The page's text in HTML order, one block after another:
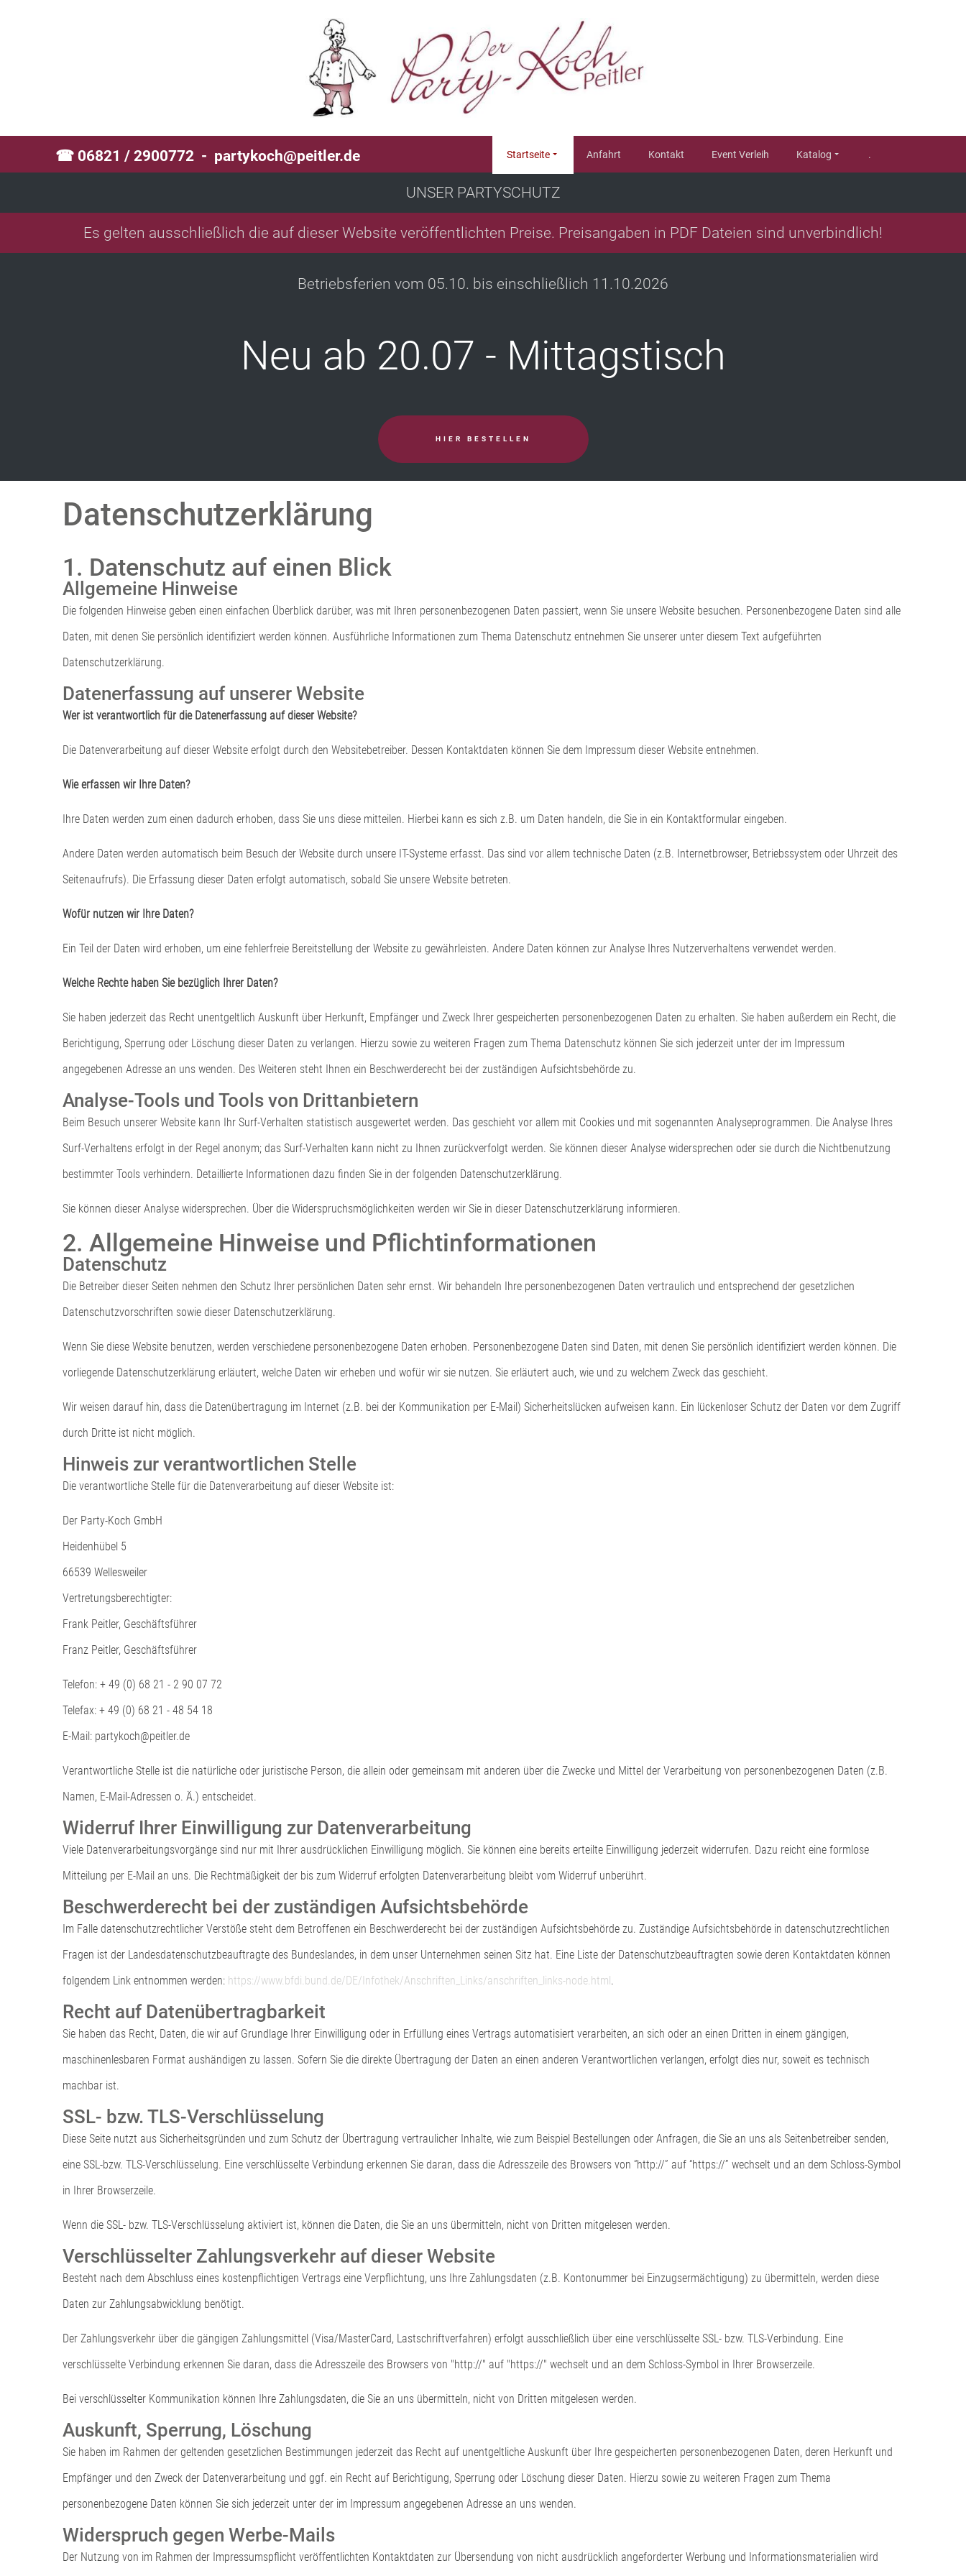
☎ 06821 / 2900772 - partykoch@peitler.de Startseite Anfahrt Kontakt Event Verleih Katalog .
UNSER PARTYSCHUTZ
Es gelten ausschließlich die auf dieser Website veröffentlichten Preise. Preisangaben in PDF Dateien sind unverbindlich!
Betriebsferien vom 05.10. bis einschließlich 11.10.2026
Neu ab 20.07 - Mittagstisch
HIER BESTELLEN
Datenschutzerklärung
1. Datenschutz auf einen Blick
Allgemeine Hinweise
Die folgenden Hinweise geben einen einfachen Überblick darüber, was mit Ihren personenbezogenen Daten passiert, wenn Sie unsere Website besuchen. Personenbezogene Daten sind alle
Daten, mit denen Sie persönlich identifiziert werden können. Ausführliche Informationen zum Thema Datenschutz entnehmen Sie unserer unter diesem Text aufgeführten
Datenschutzerklärung.
Datenerfassung auf unserer Website
Wer ist verantwortlich für die Datenerfassung auf dieser Website?
Die Datenverarbeitung auf dieser Website erfolgt durch den Websitebetreiber. Dessen Kontaktdaten können Sie dem Impressum dieser Website entnehmen.
Wie erfassen wir Ihre Daten?
Ihre Daten werden zum einen dadurch erhoben, dass Sie uns diese mitteilen. Hierbei kann es sich z.B. um Daten handeln, die Sie in ein Kontaktformular eingeben.
Andere Daten werden automatisch beim Besuch der Website durch unsere IT-Systeme erfasst. Das sind vor allem technische Daten (z.B. Internetbrowser, Betriebssystem oder Uhrzeit des
Seitenaufrufs). Die Erfassung dieser Daten erfolgt automatisch, sobald Sie unsere Website betreten.
Wofür nutzen wir Ihre Daten?
Ein Teil der Daten wird erhoben, um eine fehlerfreie Bereitstellung der Website zu gewährleisten. Andere Daten können zur Analyse Ihres Nutzerverhaltens verwendet werden.
Welche Rechte haben Sie bezüglich Ihrer Daten?
Sie haben jederzeit das Recht unentgeltlich Auskunft über Herkunft, Empfänger und Zweck Ihrer gespeicherten personenbezogenen Daten zu erhalten. Sie haben außerdem ein Recht, die
Berichtigung, Sperrung oder Löschung dieser Daten zu verlangen. Hierzu sowie zu weiteren Fragen zum Thema Datenschutz können Sie sich jederzeit unter der im Impressum
angegebenen Adresse an uns wenden. Des Weiteren steht Ihnen ein Beschwerderecht bei der zuständigen Aufsichtsbehörde zu.
Analyse-Tools und Tools von Drittanbietern
Beim Besuch unserer Website kann Ihr Surf-Verhalten statistisch ausgewertet werden. Das geschieht vor allem mit Cookies und mit sogenannten Analyseprogrammen. Die Analyse Ihres
Surf-Verhaltens erfolgt in der Regel anonym; das Surf-Verhalten kann nicht zu Ihnen zurückverfolgt werden. Sie können dieser Analyse widersprechen oder sie durch die Nichtbenutzung
bestimmter Tools verhindern. Detaillierte Informationen dazu finden Sie in der folgenden Datenschutzerklärung.
Sie können dieser Analyse widersprechen. Über die Widerspruchsmöglichkeiten werden wir Sie in dieser Datenschutzerklärung informieren.
2. Allgemeine Hinweise und Pflichtinformationen
Datenschutz
Die Betreiber dieser Seiten nehmen den Schutz Ihrer persönlichen Daten sehr ernst. Wir behandeln Ihre personenbezogenen Daten vertraulich und entsprechend der gesetzlichen
Datenschutzvorschriften sowie dieser Datenschutzerklärung.
Wenn Sie diese Website benutzen, werden verschiedene personenbezogene Daten erhoben. Personenbezogene Daten sind Daten, mit denen Sie persönlich identifiziert werden können. Die
vorliegende Datenschutzerklärung erläutert, welche Daten wir erheben und wofür wir sie nutzen. Sie erläutert auch, wie und zu welchem Zweck das geschieht.
Wir weisen darauf hin, dass die Datenübertragung im Internet (z.B. bei der Kommunikation per E-Mail) Sicherheitslücken aufweisen kann. Ein lückenloser Schutz der Daten vor dem Zugriff
durch Dritte ist nicht möglich.
Hinweis zur verantwortlichen Stelle
Die verantwortliche Stelle für die Datenverarbeitung auf dieser Website ist:
Der Party-Koch GmbH
Heidenhübel 5
66539 Wellesweiler
Vertretungsberechtigter:
Frank Peitler, Geschäftsführer
Franz Peitler, Geschäftsführer
Telefon: + 49 (0) 68 21 - 2 90 07 72
Telefax: + 49 (0) 68 21 - 48 54 18
E-Mail: partykoch@peitler.de
Verantwortliche Stelle ist die natürliche oder juristische Person, die allein oder gemeinsam mit anderen über die Zwecke und Mittel der Verarbeitung von personenbezogenen Daten (z.B.
Namen, E-Mail-Adressen o. Ä.) entscheidet.
Widerruf Ihrer Einwilligung zur Datenverarbeitung
Viele Datenverarbeitungsvorgänge sind nur mit Ihrer ausdrücklichen Einwilligung möglich. Sie können eine bereits erteilte Einwilligung jederzeit widerrufen. Dazu reicht eine formlose
Mitteilung per E-Mail an uns. Die Rechtmäßigkeit der bis zum Widerruf erfolgten Datenverarbeitung bleibt vom Widerruf unberührt.
Beschwerderecht bei der zuständigen Aufsichtsbehörde
Im Falle datenschutzrechtlicher Verstöße steht dem Betroffenen ein Beschwerderecht bei der zuständigen Aufsichtsbehörde zu. Zuständige Aufsichtsbehörde in datenschutzrechtlichen
Fragen ist der Landesdatenschutzbeauftragte des Bundeslandes, in dem unser Unternehmen seinen Sitz hat. Eine Liste der Datenschutzbeauftragten sowie deren Kontaktdaten können
folgendem Link entnommen werden: https://www.bfdi.bund.de/DE/Infothek/Anschriften_Links/anschriften_links-node.html.
Recht auf Datenübertragbarkeit
Sie haben das Recht, Daten, die wir auf Grundlage Ihrer Einwilligung oder in Erfüllung eines Vertrags automatisiert verarbeiten, an sich oder an einen Dritten in einem gängigen,
maschinenlesbaren Format aushändigen zu lassen. Sofern Sie die direkte Übertragung der Daten an einen anderen Verantwortlichen verlangen, erfolgt dies nur, soweit es technisch
machbar ist.
SSL- bzw. TLS-Verschlüsselung
Diese Seite nutzt aus Sicherheitsgründen und zum Schutz der Übertragung vertraulicher Inhalte, wie zum Beispiel Bestellungen oder Anfragen, die Sie an uns als Seitenbetreiber senden,
eine SSL-bzw. TLS-Verschlüsselung. Eine verschlüsselte Verbindung erkennen Sie daran, dass die Adresszeile des Browsers von “http://” auf “https://” wechselt und an dem Schloss-Symbol
in Ihrer Browserzeile.
Wenn die SSL- bzw. TLS-Verschlüsselung aktiviert ist, können die Daten, die Sie an uns übermitteln, nicht von Dritten mitgelesen werden.
Verschlüsselter Zahlungsverkehr auf dieser Website
Besteht nach dem Abschluss eines kostenpflichtigen Vertrags eine Verpflichtung, uns Ihre Zahlungsdaten (z.B. Kontonummer bei Einzugsermächtigung) zu übermitteln, werden diese
Daten zur Zahlungsabwicklung benötigt.
Der Zahlungsverkehr über die gängigen Zahlungsmittel (Visa/MasterCard, Lastschriftverfahren) erfolgt ausschließlich über eine verschlüsselte SSL- bzw. TLS-Verbindung. Eine
verschlüsselte Verbindung erkennen Sie daran, dass die Adresszeile des Browsers von "http://" auf "https://" wechselt und an dem Schloss-Symbol in Ihrer Browserzeile.
Bei verschlüsselter Kommunikation können Ihre Zahlungsdaten, die Sie an uns übermitteln, nicht von Dritten mitgelesen werden.
Auskunft, Sperrung, Löschung
Sie haben im Rahmen der geltenden gesetzlichen Bestimmungen jederzeit das Recht auf unentgeltliche Auskunft über Ihre gespeicherten personenbezogenen Daten, deren Herkunft und
Empfänger und den Zweck der Datenverarbeitung und ggf. ein Recht auf Berichtigung, Sperrung oder Löschung dieser Daten. Hierzu sowie zu weiteren Fragen zum Thema
personenbezogene Daten können Sie sich jederzeit unter der im Impressum angegebenen Adresse an uns wenden.
Widerspruch gegen Werbe-Mails
Der Nutzung von im Rahmen der Impressumspflicht veröffentlichten Kontaktdaten zur Übersendung von nicht ausdrücklich angeforderter Werbung und Informationsmaterialien wird